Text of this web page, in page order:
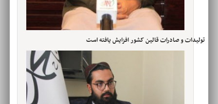
تولیدات و صادرات قالین کشور افزایش یافته است